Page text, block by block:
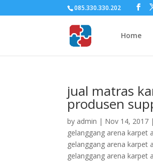
085.330.330.202
Home
jual matras
produsen
by admin | Nov 14, 2017
gelanggang arena karpet
gelanggang arena karpet
gelanggang arena karpet